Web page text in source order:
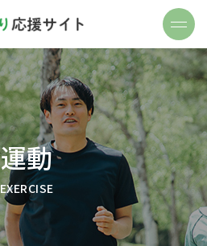
運動
EXERCISE